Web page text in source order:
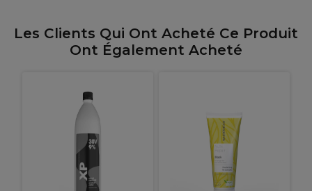
Les Clients Qui Ont Acheté Ce Produit
Ont Également Acheté